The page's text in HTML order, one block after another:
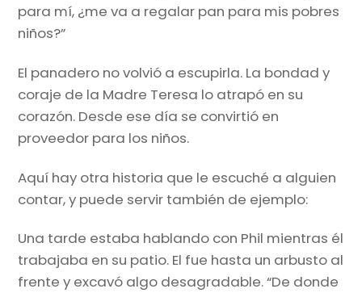
para mí, ¿me va a regalar pan para mis pobres
niños?”
El panadero no volvió a escupirla. La bondad y
coraje de la Madre Teresa lo atrapó en su
corazón. Desde ese día se convirtió en
proveedor para los niños.
Aquí hay otra historia que le escuché a alguien
contar, y puede servir también de ejemplo:
Una tarde estaba hablando con Phil mientras él
trabajaba en su patio. El fue hasta un arbusto al
frente y excavó algo desagradable. “De donde